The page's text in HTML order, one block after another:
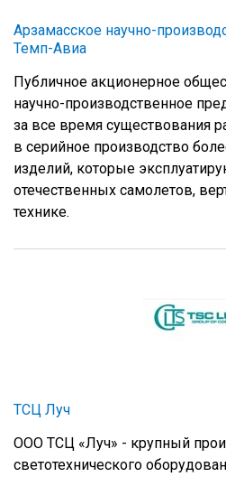
Арзамасское научно-
Темп-Авиа
Публичное акционерное
научно-производственное
за все время существования
в серийное производство
изделий, которые
отечественных самолетов,
технике.
ТСЦ Луч
ООО ТСЦ «Луч» - крупный
светотехнического